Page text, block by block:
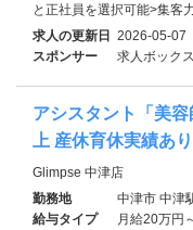
と正社員を選択可能>集客
求人の更新日 2026-05-07
スポンサー
求人ボックス
アシスタント「美
上 産休育休実績あり
Glimpse 中津店
勤務地
中津市 中津
給与タイプ
月給20万円